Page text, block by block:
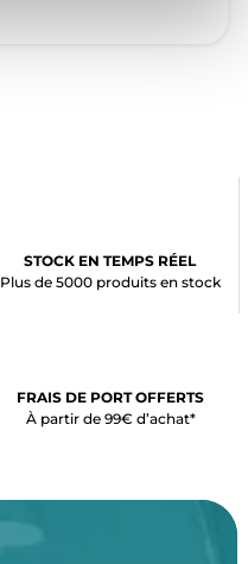
STOCK EN TEMPS RÉEL
Plus de 5000 produits en stock
FRAIS DE PORT OFFERTS
À partir de 99€ d’achat*